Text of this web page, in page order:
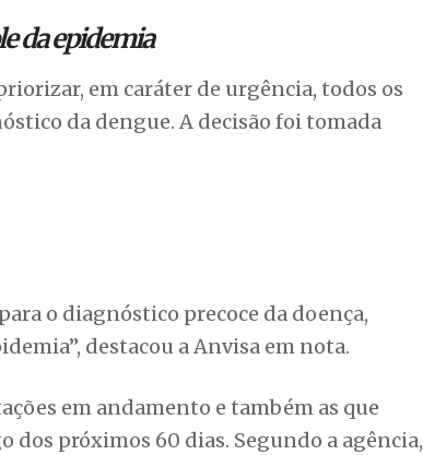
da epidemia
em caráter de urgência, todos os
da dengue. A decisão foi tomada
o diagnóstico precoce da doença,
destacou a Anvisa em nota.
em andamento e também as que
dos próximos 60 dias. Segundo a agência,